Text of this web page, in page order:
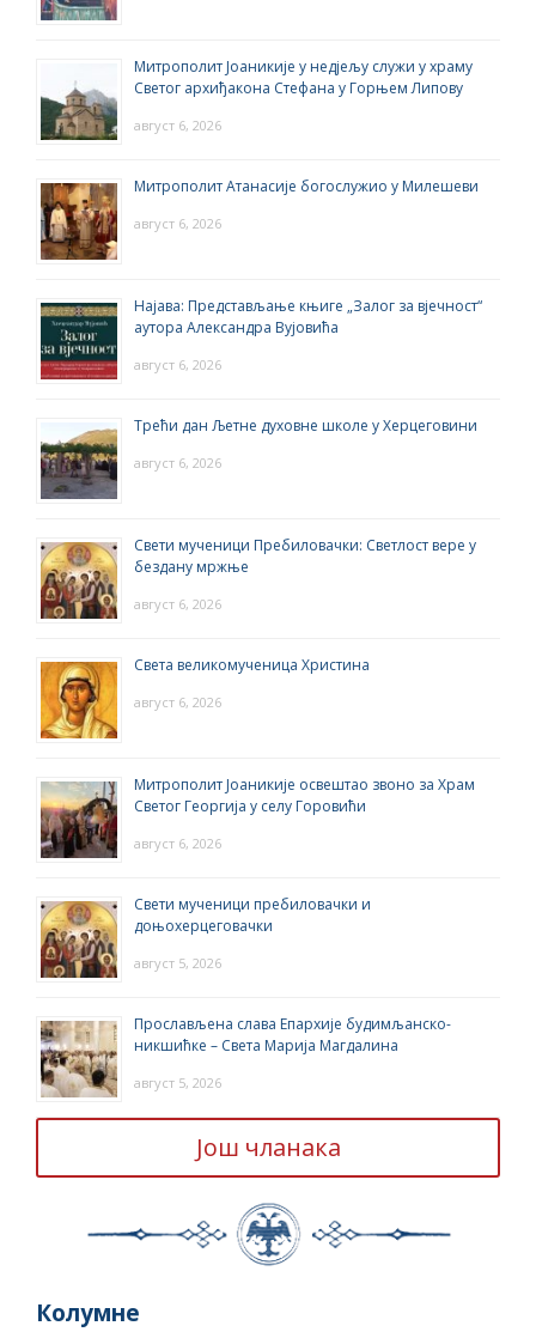
Митрополит Јоаникије у недјељу служи у храму
Светог архиђакона Стефана у Горњем Липову
август 6, 2026
Митрополит Атанасије богослужио у Милешеви
август 6, 2026
Најава: Представљање књиге „Залог за вјечност“
аутора Александра Вујовића
август 6, 2026
Трећи дан Љетне духовне школе у Херцеговини
август 6, 2026
Свети мученици Пребиловачки: Светлост вере у
бездану мржње
август 6, 2026
Света великомученица Христина
август 6, 2026
Митрополит Јоаникије освештао звоно за Храм
Светог Георгија у селу Горовићи
август 6, 2026
Свети мученици пребиловачки и
доњохерцеговачки
август 5, 2026
Прослављена слава Епархије будимљанско-
никшићке – Света Марија Магдалина
август 5, 2026
Још чланака
Колумне